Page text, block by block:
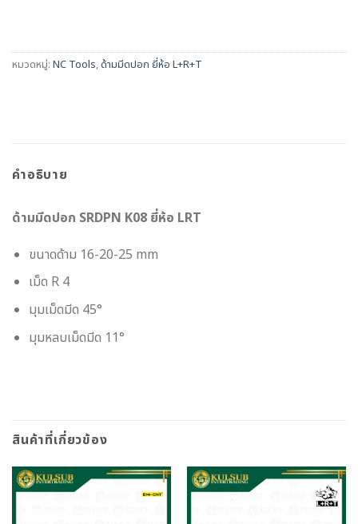
หมวดหมู่: NC Tools,ด้ามมีดปอก ยี่ห้อ L+R+T
คำอธิบาย
ด้ามมีดปอก SRDPN K08 ยี่ห้อ LRT
ขนาดด้าม 16-20-25 mm
เม็ด R 4
มุมเม็ดมีด 45°
มุมหลบเม็ดมีด 11°
สินค้าที่เกี่ยวข้อง